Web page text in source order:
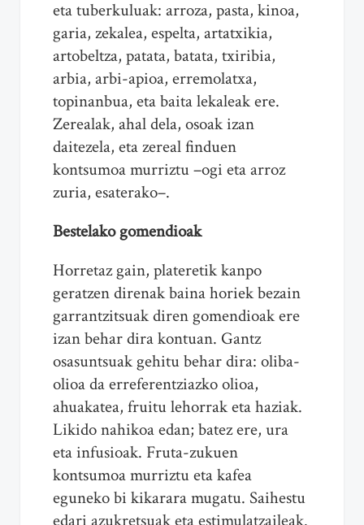
eta tuberkuluak: arroza, pasta, kinoa,
garia, zekalea, espelta, artatxikia,
artobeltza, patata, batata, txiribia,
arbia, arbi-apioa, erremolatxa,
topinanbua, eta baita lekaleak ere.
Zerealak, ahal dela, osoak izan
daitezela, eta zereal finduen
kontsumoa murriztu –ogi eta arroz
zuria, esaterako–.
Bestelako gomendioak
Horretaz gain, plateretik kanpo
geratzen direnak baina horiek bezain
garrantzitsuak diren gomendioak ere
izan behar dira kontuan. Gantz
osasuntsuak gehitu behar dira: oliba-
olioa da erreferentziazko olioa,
ahuakatea, fruitu lehorrak eta haziak.
Likido nahikoa edan; batez ere, ura
eta infusioak. Fruta-zukuen
kontsumoa murriztu eta kafea
eguneko bi kikarara mugatu. Saihestu
edari azukretsuak eta estimulatzaileak.